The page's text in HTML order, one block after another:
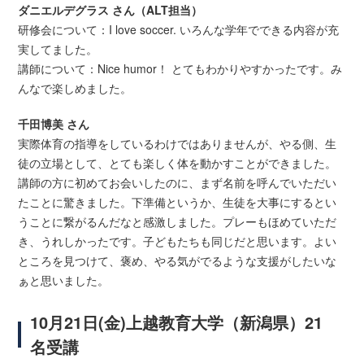
ダニエルデグラス さん（ALT担当）
研修会について：I love soccer. いろんな学年でできる内容が充
実してました。
講師について：Nice humor！ とてもわかりやすかったです。み
んなで楽しめました。
千田博美 さん
実際体育の指導をしているわけではありませんが、やる側、生
徒の立場として、とても楽しく体を動かすことができました。
講師の方に初めてお会いしたのに、まず名前を呼んでいただい
たことに驚きました。下準備というか、生徒を大事にするとい
うことに繋がるんだなと感激しました。プレーもほめていただ
き、うれしかったです。子どもたちも同じだと思います。よい
ところを見つけて、褒め、やる気がでるような支援がしたいな
ぁと思いました。
10月21日(金)上越教育大学（新潟県）21
名受講